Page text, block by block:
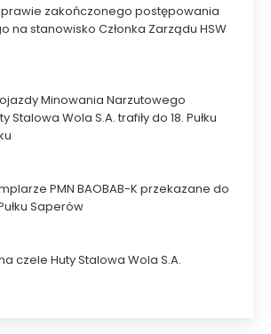
zakończonego postępowania
na stanowisko Członka Zarządu HSW
Minowania Narzutowego
Stalowa Wola S.A. trafiły do 18. Pułku
PMN BAOBAB-K przekazane do
Saperów
czele Huty Stalowa Wola S.A.